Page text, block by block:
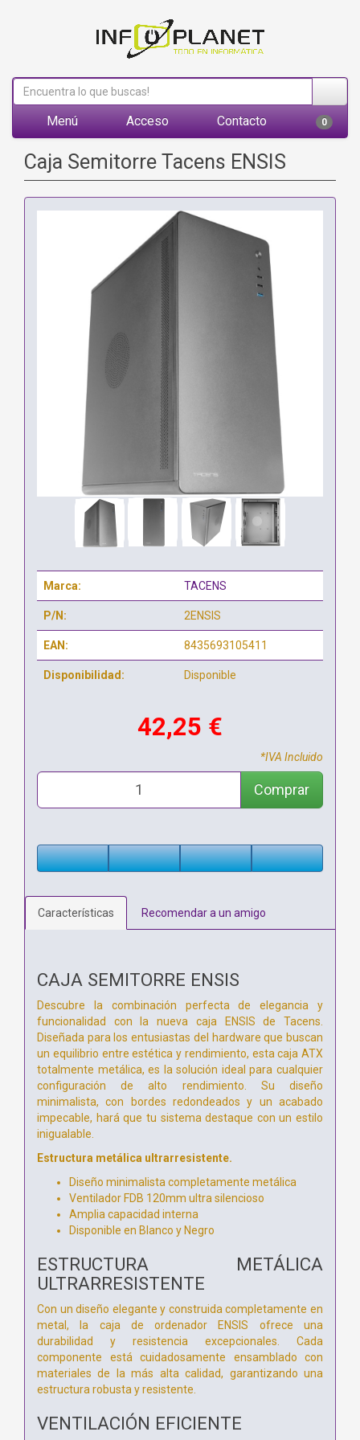
Menú Acceso Contacto 0
Caja Semitorre Tacens ENSIS
Marca: TACENS
P/N: 2ENSIS
EAN: 8435693105411
Disponibilidad: Disponible
42,25 €
*IVA Incluido
Comprar
Características Recomendar a un amigo
CAJA SEMITORRE ENSIS
Descubre la combinación perfecta de elegancia y
funcionalidad con la nueva caja ENSIS de Tacens.
Diseñada para los entusiastas del hardware que buscan
un equilibrio entre estética y rendimiento, esta caja ATX
totalmente metálica, es la solución ideal para cualquier
configuración de alto rendimiento. Su diseño
minimalista, con bordes redondeados y un acabado
impecable, hará que tu sistema destaque con un estilo
inigualable.
Estructura metálica ultrarresistente.
Diseño minimalista completamente metálica
Ventilador FDB 120mm ultra silencioso
Amplia capacidad interna
Disponible en Blanco y Negro
ESTRUCTURA METÁLICA
ULTRARRESISTENTE
Con un diseño elegante y construida completamente en
metal, la caja de ordenador ENSIS ofrece una
durabilidad y resistencia excepcionales. Cada
componente está cuidadosamente ensamblado con
materiales de la más alta calidad, garantizando una
estructura robusta y resistente.
VENTILACIÓN EFICIENTE